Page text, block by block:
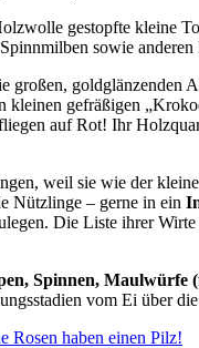
gestopfte kleine
sowie
großen, goldglänzenden
kleinen gefräßigen
auf Rot! Ihr
weil sie wie der
Nützlinge – gerne in ein
Die Liste ihrer
Spinnen,
vom Ei über
Rosen haben einen Pilz!